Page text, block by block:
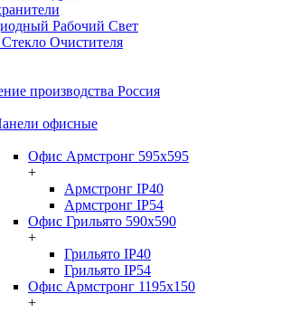
Рабочий Свет
Очистителя
производства Россия
офисные
Офис Армстронг 595x595
+
Армстронг IP40
Армстронг IP54
Офис Грильято 590x590
+
Грильято IP40
Грильято IP54
Офис Армстронг 1195x150
+